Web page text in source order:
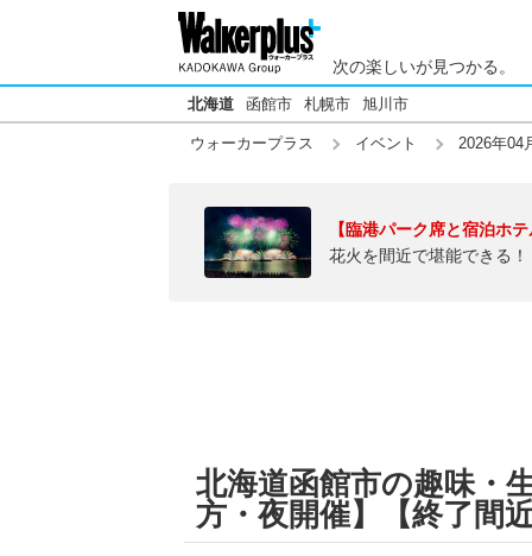
次の楽しいが見つかる。
北海道 函館市 札幌市 旭川市
ウォーカープラス イベント 2026年04
【臨港パーク席と宿泊ホ
花火を間近で堪能できる
北海道函館市の趣味・
方・夜開催】【終了間